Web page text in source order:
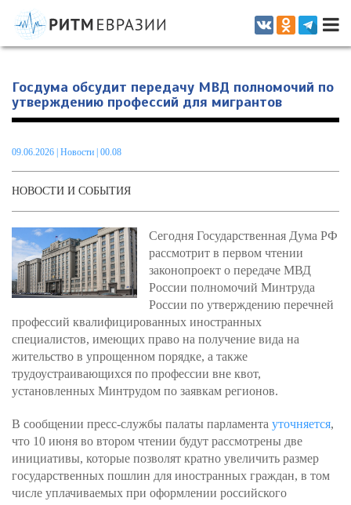
Информационно-аналитическое издание, посвященное актуальным
проблемам интеграции на постсоветском пространстве
Госдума обсудит передачу МВД полномочий по
утверждению профессий для мигрантов
09.06.2026 Новости | 00.08
НОВОСТИ И СОБЫТИЯ
Сегодня Государственная Дума РФ
рассмотрит в первом чтении
законопроект о передаче МВД
России полномочий Минтруда
России по утверждению перечней
профессий квалифицированных иностранных
специалистов, имеющих право на получение вида на
жительство в упрощенном порядке, а также
трудоустраивающихся по профессии вне квот,
установленных Минтрудом по заявкам регионов.
В сообщении пресс-службы палаты парламента уточняется,
что 10 июня во втором чтении будут рассмотрены две
инициативы, которые позволят кратно увеличить размер
государственных пошлин для иностранных граждан, в том
числе уплачиваемых при оформлении российского